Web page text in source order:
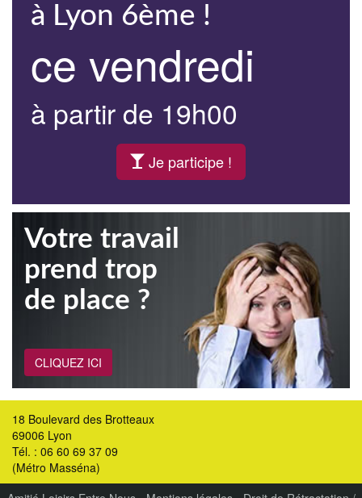
à Lyon 6ème !
ce vendredi
à partir de 19h00
Je participe !
Votre travail
prend trop
de place ?
CLIQUEZ ICI
18 Boulevard des Brotteaux
69006 Lyon
Tél. : 06 60 69 37 09
(Métro Masséna)